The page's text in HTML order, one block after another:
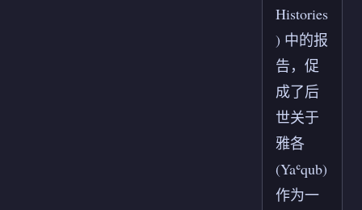
Histories
) 中的报
告，促
成了后
世关于
雅各
(Yaʿqub)
作为一